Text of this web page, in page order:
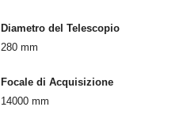
Diametro del Telescopio
280 mm
Focale di Acquisizione
14000 mm